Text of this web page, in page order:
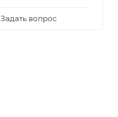
Задать вопрос